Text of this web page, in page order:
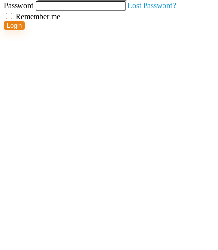
Password
Lost Password?
Remember me
Login